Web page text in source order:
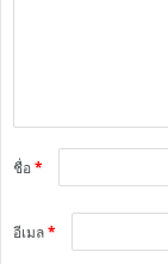
ชื่อ*
อีเมล*